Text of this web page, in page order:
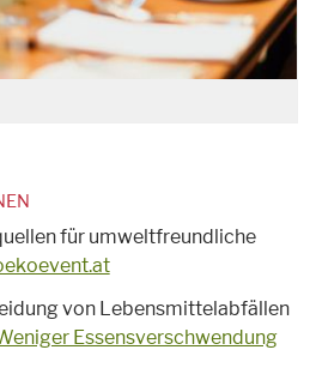
für umweltfreundliche
von Lebensmittelabfällen
Essensverschwendung